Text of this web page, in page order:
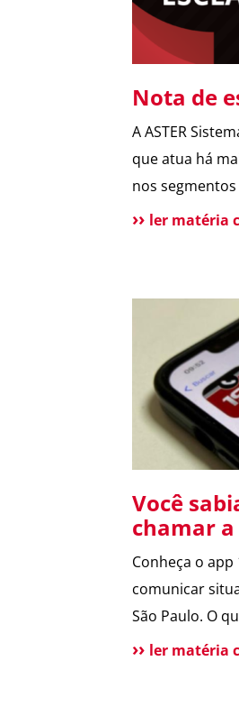
Nota de
A ASTER
que atua há
nos
Segurança
atuação com o
recentes
operação da
ler matéria
Você
chamar
Conheça o
comunicar
São Paulo. O
vantagens e
ler matéria